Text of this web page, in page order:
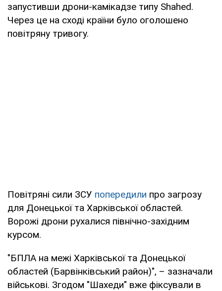
запустивши дрони-камікадзе типу Shahed.
Через це на сході країни було оголошено
повітряну тривогу.
Повітряні сили ЗСУ попередили про загрозу
для Донецької та Харківської областей.
Ворожі дрони рухалися північно-західним
курсом.
"БПЛА на межі Харківської та Донецької
областей (Барвінківський район)", – зазначали
військові. Згодом "Шахеди" вже фіксували в